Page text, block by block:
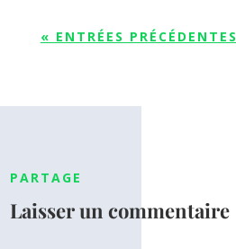
« ENTRÉES PRÉCÉDENTES
PARTAGE
Laisser un commentaire